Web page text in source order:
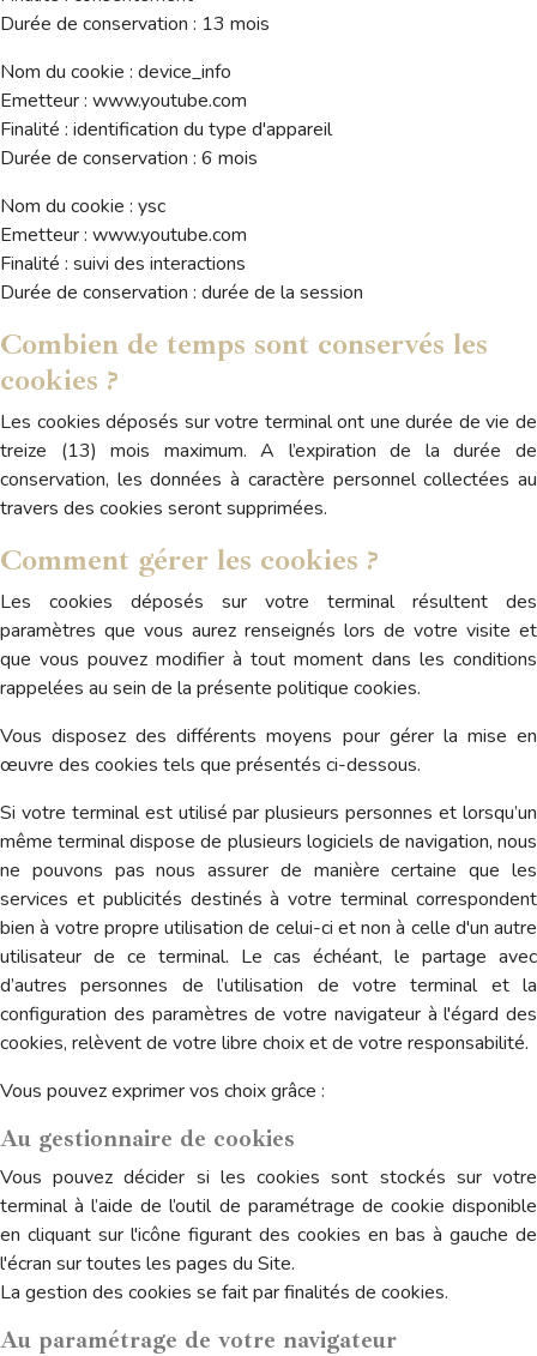
Durée de conservation : 13 mois
Nom du cookie : device_info
Emetteur : www.youtube.com
Finalité : identification du type d'appareil
Durée de conservation : 6 mois
Nom du cookie : ysc
Emetteur : www.youtube.com
Finalité : suivi des interactions
Durée de conservation : durée de la session
Combien de temps sont conservés les
cookies ?
Les cookies déposés sur votre terminal ont une durée de vie de
treize (13) mois maximum. A l’expiration de la durée de
conservation, les données à caractère personnel collectées au
travers des cookies seront supprimées.
Comment gérer les cookies ?
Les cookies déposés sur votre terminal résultent des
paramètres que vous aurez renseignés lors de votre visite et
que vous pouvez modifier à tout moment dans les conditions
rappelées au sein de la présente politique cookies.
Vous disposez des différents moyens pour gérer la mise en
œuvre des cookies tels que présentés ci-dessous.
Si votre terminal est utilisé par plusieurs personnes et lorsqu’un
même terminal dispose de plusieurs logiciels de navigation, nous
ne pouvons pas nous assurer de manière certaine que les
services et publicités destinés à votre terminal correspondent
bien à votre propre utilisation de celui-ci et non à celle d'un autre
utilisateur de ce terminal. Le cas échéant, le partage avec
d’autres personnes de l’utilisation de votre terminal et la
configuration des paramètres de votre navigateur à l'égard des
cookies, relèvent de votre libre choix et de votre responsabilité.
Vous pouvez exprimer vos choix grâce :
Au gestionnaire de cookies
Vous pouvez décider si les cookies sont stockés sur votre
terminal à l’aide de l’outil de paramétrage de cookie disponible
en cliquant sur l'icône figurant des cookies en bas à gauche de
l'écran sur toutes les pages du Site.
La gestion des cookies se fait par finalités de cookies.
Au paramétrage de votre navigateur